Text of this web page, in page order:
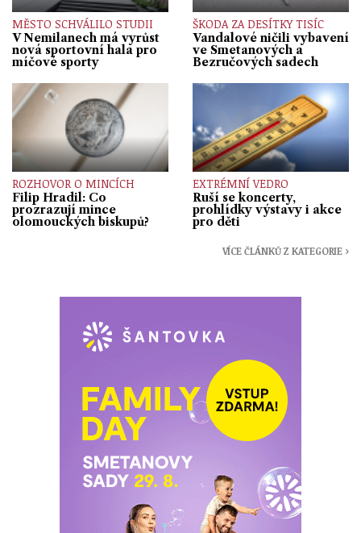
MĚSTO SCHVÁLILO STUDII
V Nemilanech má vyrůst
nová sportovní hala pro
míčové sporty
ŠKODA ZA DESÍTKY TISÍC
Vandalové ničili vybavení
ve Smetanových a
Bezručových sadech
ROZHOVOR O MINCÍCH
Filip Hradil: Co
prozrazují mince
olomouckých biskupů?
EXTRÉMNÍ VEDRO
Ruší se koncerty,
prohlídky výstavy i akce
pro děti
VÍCE ČLÁNKŮ Z KATEGORIE ›